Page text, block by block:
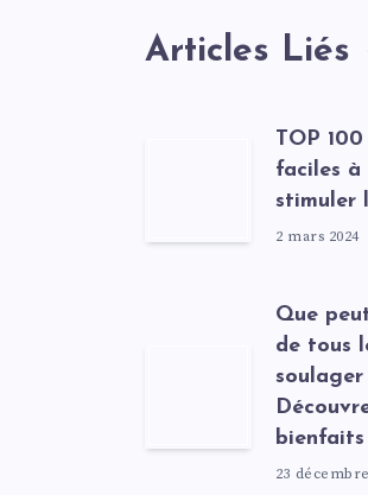
Articles Liés
TOP
faciles à
stimuler
2 mars 2024
Que
de tous
bienfaits
23